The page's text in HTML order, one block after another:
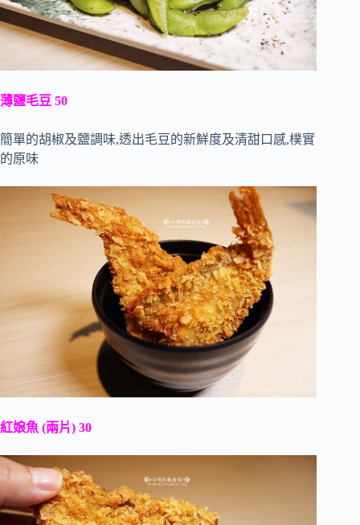
薄鹽毛豆 50
簡單的胡椒及鹽調味,透出毛豆的新鮮度及清甜口感,樸實
的原味
紅娘魚 (兩片) 30